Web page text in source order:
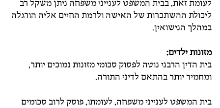
לעומת זאת, בבית המשפט לענייני משפחה ניתן משקל רב
ליכולת ההשתכרות של האישה ולרמת החיים אליה הורגלה
במהלך הנישואין.
מזונות ילדים:
בית הדין הרבני נוטה לפסוק סכומי מזונות נמוכים יותר,
ומחמיר יותר בהתאם לדיני התורה.
בית המשפט לענייני משפחה, לעומתו, פוסק לרוב סכומים